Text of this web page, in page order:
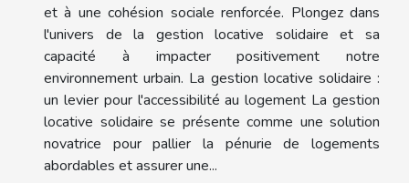
et à une cohésion sociale renforcée. Plongez dans
l'univers de la gestion locative solidaire et sa
capacité à impacter positivement notre
environnement urbain. La gestion locative solidaire :
un levier pour l'accessibilité au logement La gestion
locative solidaire se présente comme une solution
novatrice pour pallier la pénurie de logements
abordables et assurer une...